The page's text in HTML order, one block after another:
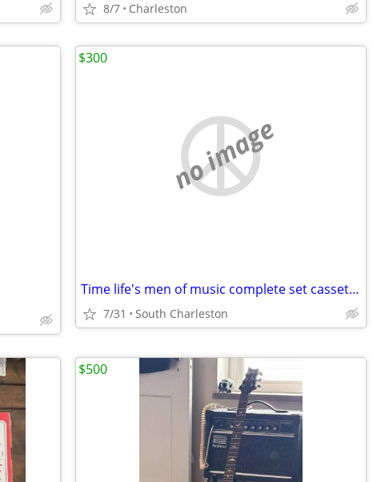
8/7 Charleston
no image
Time life's men of music complete set cassettes and book on worlds famous compos
7/31 South Charleston
$300
$500